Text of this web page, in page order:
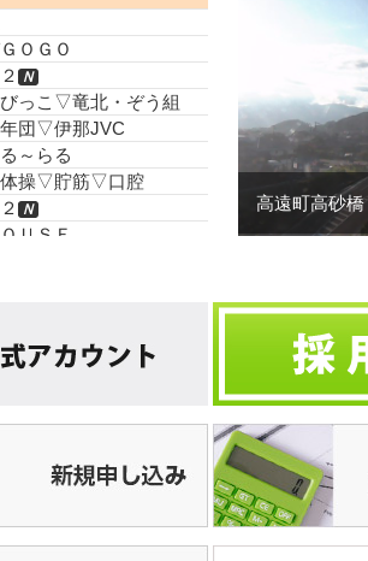
ＯＧＯ
Ｎ
っこ▽竜北・ぞう組
団▽伊那JVC
～らる
体操▽貯筋▽口腔
Ｎ
ＵＳＥ
ＯＧＯ
瞬間メタル
Ｎ
操
弥生ケ丘 新校再編思い
綺麗
岩の誘い
高遠町高砂橋